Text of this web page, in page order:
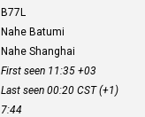
B77L
Nahe Batumi
Nahe Shanghai
First seen 11:35 +03
Last seen 00:20 CST(+1)
7:44